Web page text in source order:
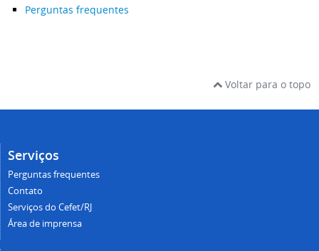
Perguntas frequentes
Voltar para o topo
Serviços
Perguntas frequentes
Contato
Serviços do Cefet/RJ
Área de imprensa